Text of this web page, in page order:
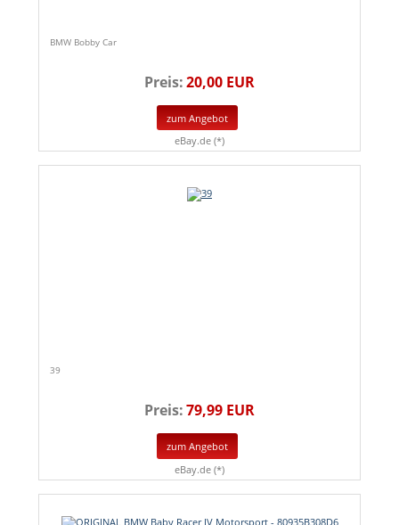
BMW Bobby Car
Preis:20,00 EUR
zum Angebot
eBay.de (*)
39
Preis:79,99 EUR
zum Angebot
eBay.de (*)